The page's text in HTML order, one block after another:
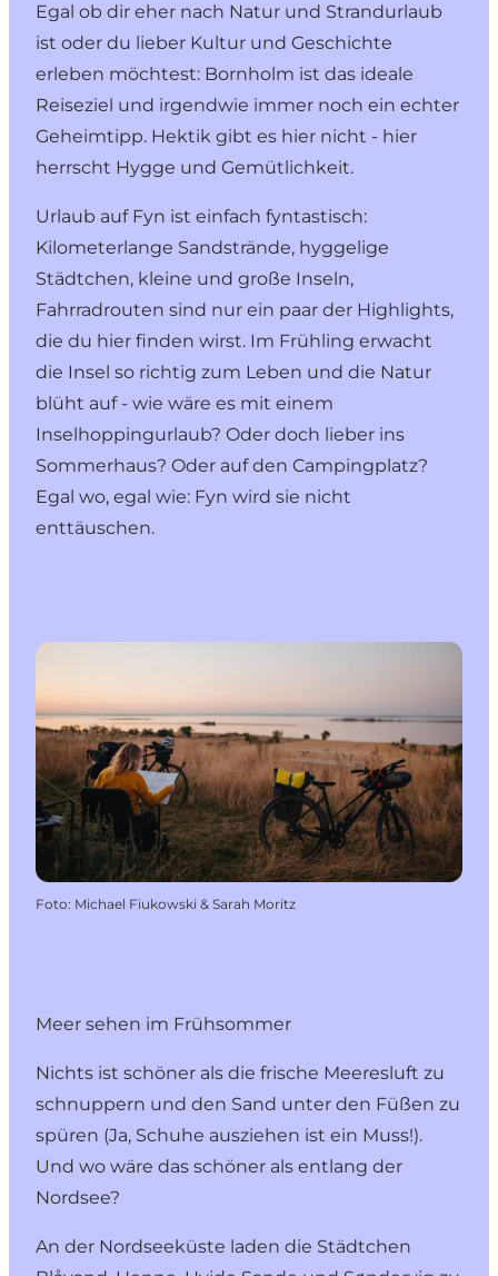
Egal ob dir eher nach Natur und Strandurlaub
ist oder du lieber Kultur und Geschichte
erleben möchtest: Bornholm ist das ideale
Reiseziel und irgendwie immer noch ein echter
Geheimtipp. Hektik gibt es hier nicht - hier
herrscht Hygge und Gemütlichkeit.
Urlaub auf Fyn ist einfach fyntastisch:
Kilometerlange Sandstrände, hyggelige
Städtchen, kleine und große Inseln,
Fahrradrouten sind nur ein paar der Highlights,
die du hier finden wirst. Im Frühling erwacht
die Insel so richtig zum Leben und die Natur
blüht auf - wie wäre es mit einem
Inselhoppingurlaub? Oder doch lieber ins
Sommerhaus? Oder auf den Campingplatz?
Egal wo, egal wie: Fyn wird sie nicht
enttäuschen.
Foto: Michael Fiukowski & Sarah Moritz
Meer sehen im Frühsommer
Nichts ist schöner als die frische Meeresluft zu
schnuppern und den Sand unter den Füßen zu
spüren (Ja, Schuhe ausziehen ist ein Muss!).
Und wo wäre das schöner als entlang der
Nordsee?
An der Nordseeküste laden die Städtchen